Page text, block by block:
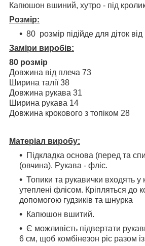
Капюшон вшиний, хутро - під
Розмір:
80 розмір підійде для діток
Заміри виробів:
80 розмір
Довжина від плеча 73
Ширина талії 38
Довжина рукава 31
Ширина рукава 14
Довжина крокового з топіком 28
Матеріал виробу:
Підкладка основа (перед та
(овчина). Рукава - фліс.
Топики та рукавички входять у
утеплені флісом. Кріпляться до
допомогою гудзиків та шнурка
Капюшон вшитий.
Є можливість підвертати
6 см, щоб комбінезон ріс разом